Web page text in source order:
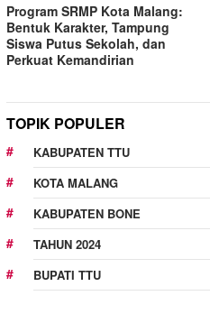
Program SRMP Kota Malang:
Bentuk Karakter, Tampung
Siswa Putus Sekolah, dan
Perkuat Kemandirian
TOPIK POPULER
KABUPATEN TTU
KOTA MALANG
KABUPATEN BONE
TAHUN 2024
BUPATI TTU